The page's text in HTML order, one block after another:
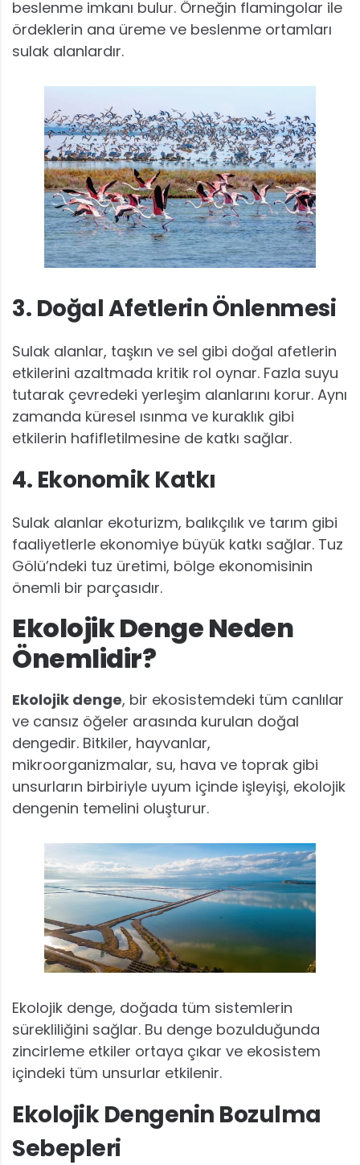
beslenme imkanı bulur. Örneğin flamingolar ile
ördeklerin ana üreme ve beslenme ortamları
sulak alanlardır.
3. Doğal Afetlerin Önlenmesi
Sulak alanlar, taşkın ve sel gibi doğal afetlerin
etkilerini azaltmada kritik rol oynar. Fazla suyu
tutarak çevredeki yerleşim alanlarını korur. Aynı
zamanda küresel ısınma ve kuraklık gibi
etkilerin hafifletilmesine de katkı sağlar.
4. Ekonomik Katkı
Sulak alanlar ekoturizm, balıkçılık ve tarım gibi
faaliyetlerle ekonomiye büyük katkı sağlar. Tuz
Gölü’ndeki tuz üretimi, bölge ekonomisinin
önemli bir parçasıdır.
Ekolojik Denge Neden
Önemlidir?
Ekolojik denge, bir ekosistemdeki tüm canlılar
ve cansız öğeler arasında kurulan doğal
dengedir. Bitkiler, hayvanlar,
mikroorganizmalar, su, hava ve toprak gibi
unsurların birbiriyle uyum içinde işleyişi, ekolojik
dengenin temelini oluşturur.
Ekolojik denge, doğada tüm sistemlerin
sürekliliğini sağlar. Bu denge bozulduğunda
zincirleme etkiler ortaya çıkar ve ekosistem
içindeki tüm unsurlar etkilenir.
Ekolojik Dengenin Bozulma
Sebepleri